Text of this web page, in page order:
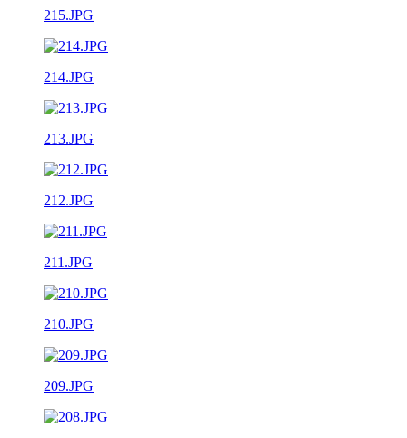
215.JPG
214.JPG
213.JPG
212.JPG
211.JPG
210.JPG
209.JPG